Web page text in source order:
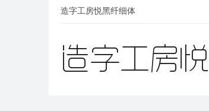
造字工房悦黑纤细体